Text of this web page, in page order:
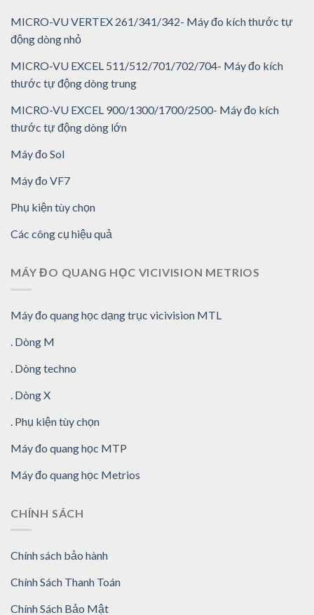
MICRO-VU VERTEX 261/341/342- Máy đo kích thước tự
động dòng nhỏ
MICRO-VU EXCEL 511/512/701/702/704- Máy đo kích
thước tự động dòng trung
MICRO-VU EXCEL 900/1300/1700/2500- Máy đo kích
thước tự động dòng lớn
Máy đo Sol
Máy đo VF7
Phụ kiện tùy chọn
Các công cụ hiệu quả
MÁY ĐO QUANG HỌC VICIVISION METRIOS
Máy đo quang học dạng trục vicivision MTL
. Dòng M
. Dòng techno
. Dòng X
. Phụ kiện tùy chọn
Máy đo quang học MTP
Máy đo quang học Metrios
CHÍNH SÁCH
Chính sách bảo hành
Chính Sách Thanh Toán
Chính Sách Bảo Mật